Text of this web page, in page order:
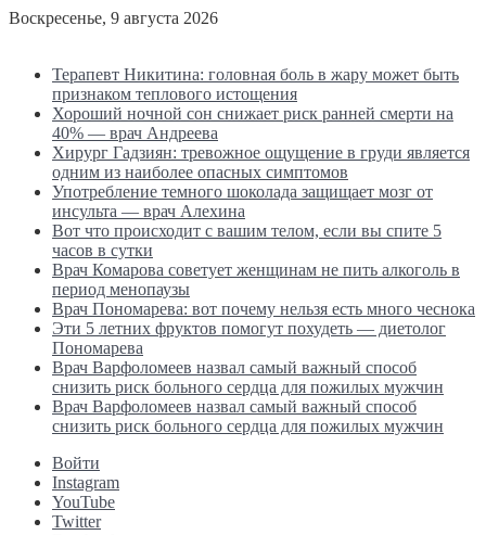
Воскресенье, 9 августа 2026
Терапевт Никитина: головная боль в жару может быть
признаком теплового истощения
Хороший ночной сон снижает риск ранней смерти на
40% — врач Андреева
Хирург Гадзиян: тревожное ощущение в груди является
одним из наиболее опасных симптомов
Употребление темного шоколада защищает мозг от
инсульта — врач Алехина
Вот что происходит с вашим телом, если вы спите 5
часов в сутки
Врач Комарова советует женщинам не пить алкоголь в
период менопаузы
Врач Пономарева: вот почему нельзя есть много чеснока
Эти 5 летних фруктов помогут похудеть — диетолог
Пономарева
Врач Варфоломеев назвал самый важный способ
снизить риск больного сердца для пожилых мужчин
Врач Варфоломеев назвал самый важный способ
снизить риск больного сердца для пожилых мужчин
Войти
Instagram
YouTube
Twitter